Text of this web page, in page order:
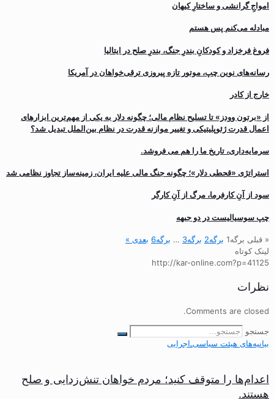
‌امواجِ گرانشی و ساختارِ کیهان
مبادله می‌کنم پس هستم
فروغ فرخزاد و کودکانِ بندرِ جنگ، بندرِ صلح در ایتالیا
رسانه‌های نوین چپ، موتور تازه پیروزی ترقی‌خواهان در آمریکا
خارج از کادر
از «برتون وودز» تا تسلیح نظام مالی؛ چگونه دلار به یکی از مهم‌ترین ابزارهای
اعمال قدرت ژئوپلیتیکی و تغییر موازنه قدرت در نظام بین‌الملل تبدیل شد؟
سرمایه‌داری، تاریخ ما را هم می فروشد.
استراتژی «قحطی دلار»؛ چگونه جنگ مالی علیه ایران، زمینه‌ساز تجاوز نظامی شد
سود از آنِ کارفرما، مرگ از آنِ کارگر
چپ سوسیالیست در دو جبهه
« قبلی برگه1 برگه2 برگه3
… برگه6 بعدی »
لینک کوتاه
http://kar-online.com?p=41125
نظرات
Comments are closed.
جستجو
بیانیه‌های هیئت‌ سیاسی‌ـ‌اجرایی
اعدام‌ها را متوقف کنید؛ مردم خواهان تنش‌زدایی و صلح
هستند.